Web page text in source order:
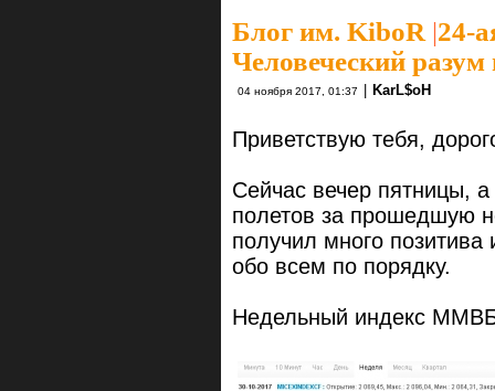
Блог им. KiboR |24-
Человеческий
04 ноября 2017, 01:37 KarL$oH
Приветствую тебя,
Сейчас вечер пятницы,
полетов за прошедшую
получил много
обо всем по порядку.
Недельный индекс